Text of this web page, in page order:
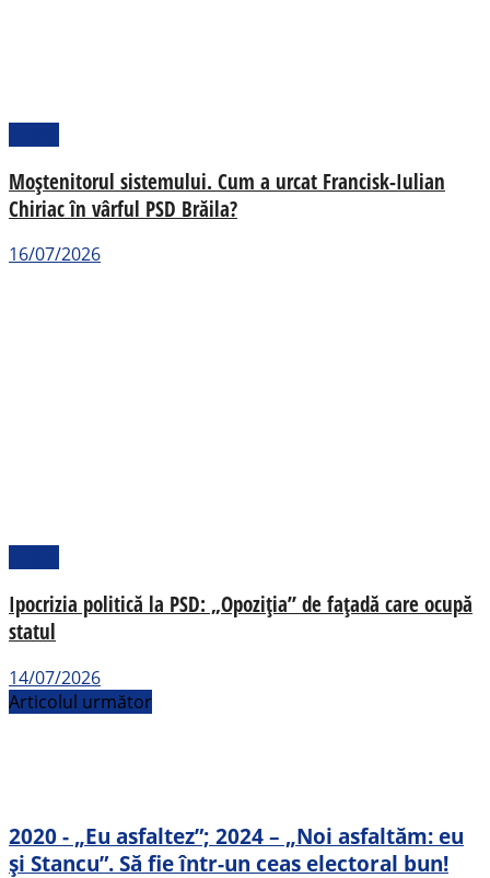
Moștenitorul sistemului. Cum a urcat Francisk-Iulian
Chiriac în vârful PSD Brăila?
16/07/2026
Ipocrizia politică la PSD: „Opoziția” de fațadă care ocupă
statul
14/07/2026
Articolul următor
2020 - „Eu asfaltez”; 2024 – „Noi asfaltăm: eu
și Stancu”. Să fie într-un ceas electoral bun!